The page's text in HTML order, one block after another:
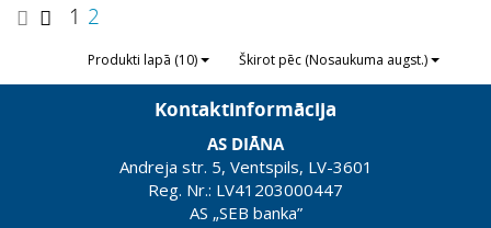
1 2
Produkti lapā (10) Škirot pēc (Nosaukuma augst.)
Kontaktinformācija
AS DIĀNA
Andreja str. 5, Ventspils, LV-3601
Reg. Nr.: LV41203000447
AS „SEB banka”